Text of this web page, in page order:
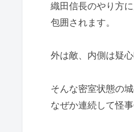
織田信長のやり方
包囲されます。
外は敵、内側は疑
そんな密室状態の城
なぜか連続して怪